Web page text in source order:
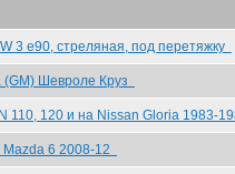
3 e90, стреляная, под перетяжку
(GM) Шевроле Круз
110, 120 и на Nissan Gloria 1983-
6 2008-12